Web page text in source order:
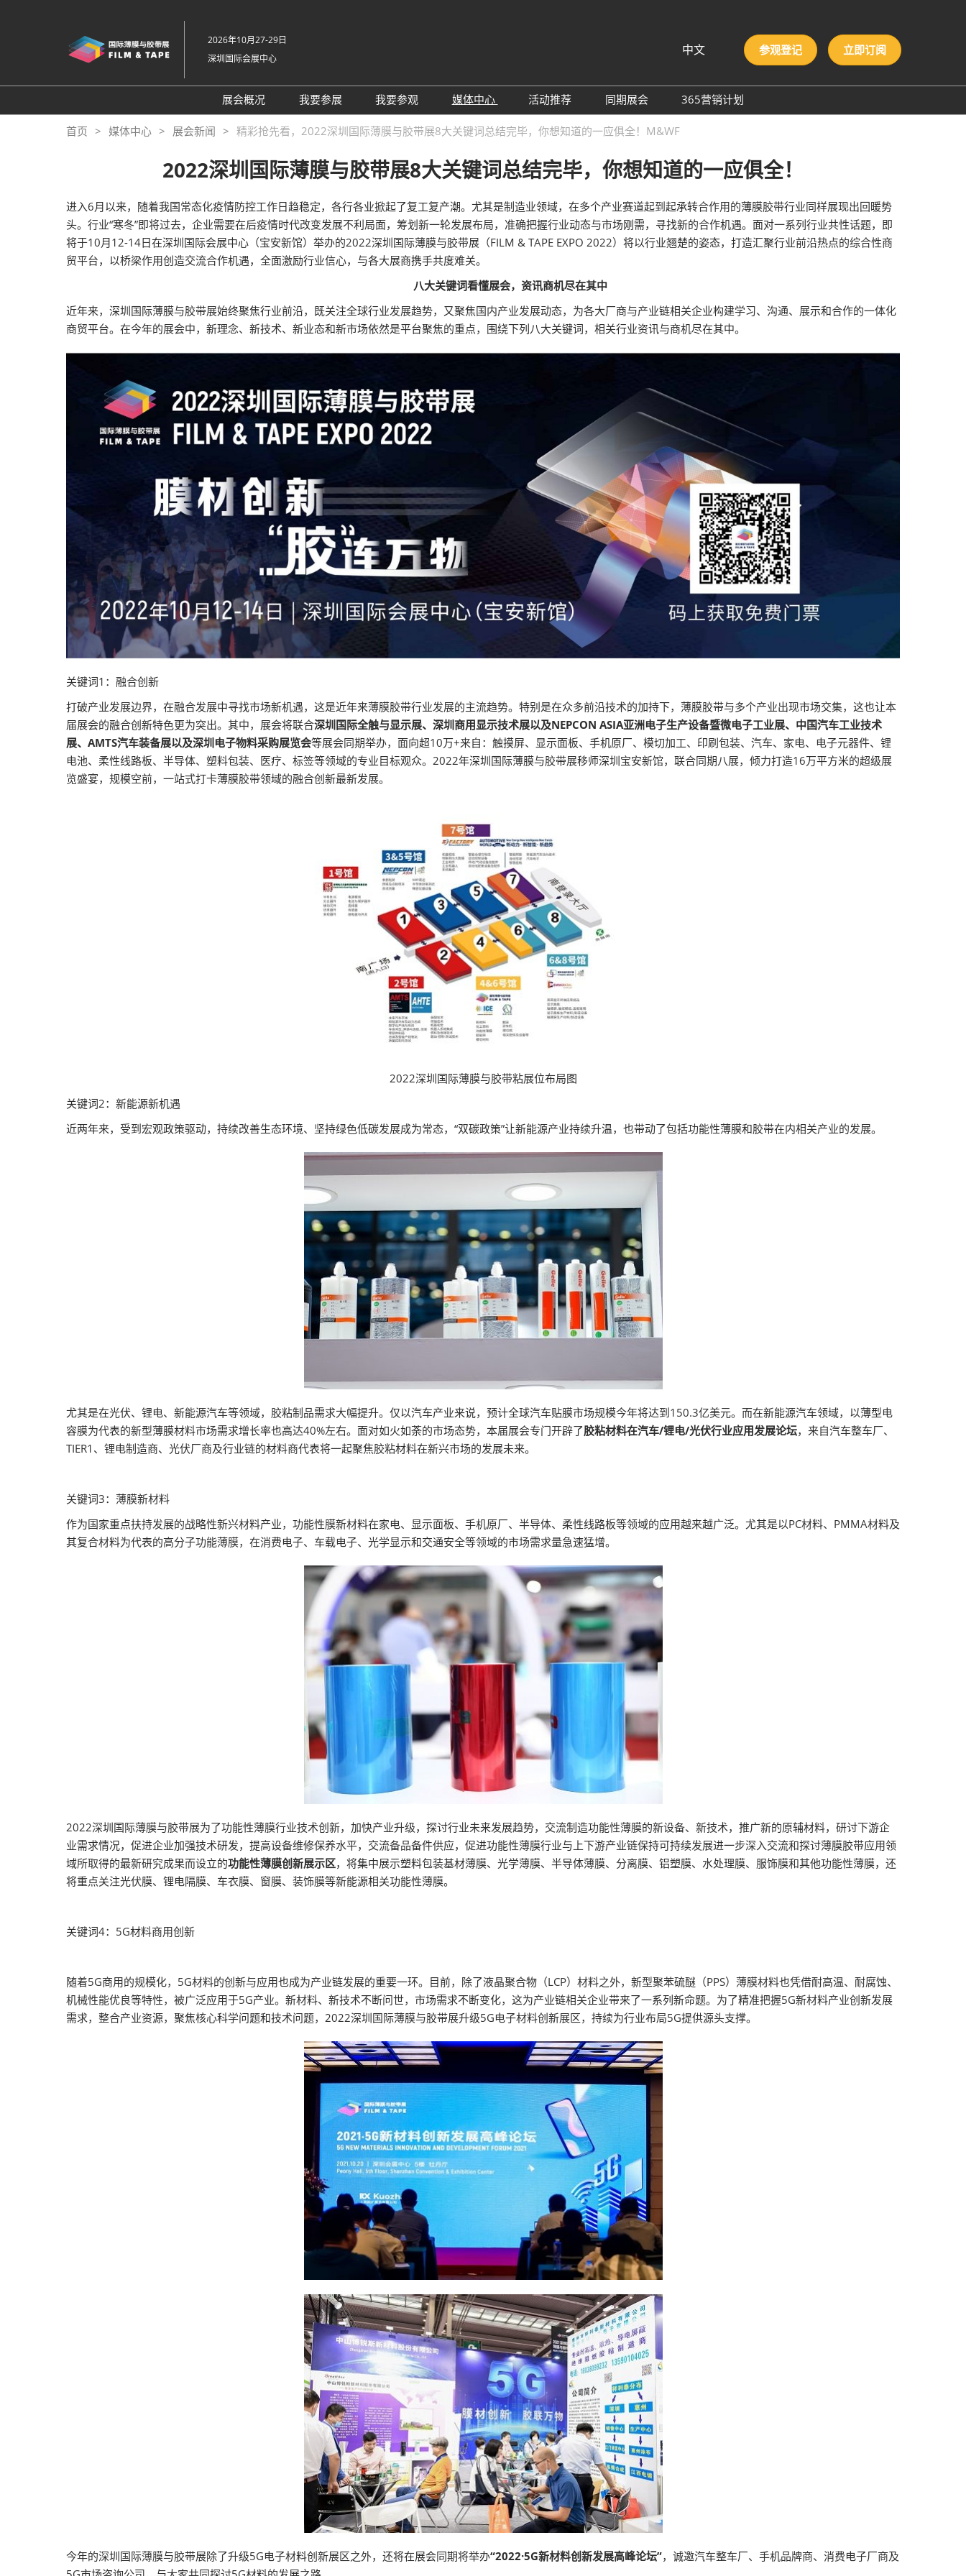
跳
转
容
2026年10月27-29日
深圳国际会展中心
中文
English
한국인
日本語
แบบไทย
参观登记 立即订阅
展会概况
展会概况
交通住宿
特色展区
关于主办方
包容性和多元化
展馆平面图
2026越南国际薄膜与胶带展
我要参展
展位预定
展商增值服务
励展通APP
重点观众
为何参展
我要参观
参观预登记
展商名录
推荐展商
展商说
组团参观
RX Connect 励展通
媒体中心
行业新闻
展商动态
合作媒体
订阅电邮
活动推荐
会议论坛
同期展会
深圳国际胶粘剂及化工原料
国际高性能材料展
国际新材料新工艺及色彩展
览会
365营销计划
首页 媒体中心 展会新闻 精彩抢先看，2022深圳国际薄膜与胶带展8大关键词总结完毕，你想知道的一应俱全！M&WF
2022深圳国际薄膜与胶带展8大关键词总结完毕，你想知道的一应俱全！
进入6月以来，随着我国常态化疫情防控工作日趋稳定，各行各业掀起了复工复产潮。尤其是制造业领域，在多个产业赛道起到起承转合作用的薄膜胶带行业同样展现出回暖势
头。行业“寒冬”即将过去，企业需要在后疫情时代改变发展不利局面，筹划新一轮发展布局，准确把握行业动态与市场刚需，寻找新的合作机遇。面对一系列行业共性话题，即
将于10月12-14日在深圳国际会展中心（宝安新馆）举办的2022深圳国际薄膜与胶带展（FILM & TAPE EXPO 2022）将以行业翘楚的姿态，打造汇聚行业前沿热点的综合性商
贸平台，以桥梁作用创造交流合作机遇，全面激励行业信心，与各大展商携手共度难关。
八大关键词看懂展会，资讯商机尽在其中
近年来，深圳国际薄膜与胶带展始终聚焦行业前沿，既关注全球行业发展趋势，又聚焦国内产业发展动态，为各大厂商与产业链相关企业构建学习、沟通、展示和合作的一体化
商贸平台。在今年的展会中，新理念、新技术、新业态和新市场依然是平台聚焦的重点，围绕下列八大关键词，相关行业资讯与商机尽在其中。
关键词1：融合创新
打破产业发展边界，在融合发展中寻找市场新机遇，这是近年来薄膜胶带行业发展的主流趋势。特别是在众多前沿技术的加持下，薄膜胶带与多个产业出现市场交集，这也让本
届展会的融合创新特色更为突出。其中，展会将联合深圳国际全触与显示展、深圳商用显示技术展以及NEPCON ASIA亚洲电子生产设备暨微电子工业展、中国汽车工业技术
展、AMTS汽车装备展以及深圳电子物料采购展览会等展会同期举办，面向超10万+来自：触摸屏、显示面板、手机原厂、模切加工、印刷包装、汽车、家电、电子元器件、锂
电池、柔性线路板、半导体、塑料包装、医疗、标签等领域的专业目标观众。2022年深圳国际薄膜与胶带展移师深圳宝安新馆，联合同期八展，倾力打造16万平方米的超级展
览盛宴，规模空前，一站式打卡薄膜胶带领域的融合创新最新发展。
2022深圳国际薄膜与胶带粘展位布局图
关键词2：新能源新机遇
近两年来，受到宏观政策驱动，持续改善生态环境、坚持绿色低碳发展成为常态，“双碳政策”让新能源产业持续升温，也带动了包括功能性薄膜和胶带在内相关产业的发展。
尤其是在光伏、锂电、新能源汽车等领域，胶粘制品需求大幅提升。仅以汽车产业来说，预计全球汽车贴膜市场规模今年将达到150.3亿美元。而在新能源汽车领域，以薄型电
容膜为代表的新型薄膜材料市场需求增长率也高达40%左右。面对如火如荼的市场态势，本届展会专门开辟了胶粘材料在汽车/锂电/光伏行业应用发展论坛，来自汽车整车厂、
TIER1、锂电制造商、光伏厂商及行业链的材料商代表将一起聚焦胶粘材料在新兴市场的发展未来。
关键词3：薄膜新材料
作为国家重点扶持发展的战略性新兴材料产业，功能性膜新材料在家电、显示面板、手机原厂、半导体、柔性线路板等领域的应用越来越广泛。尤其是以PC材料、PMMA材料及
其复合材料为代表的高分子功能薄膜，在消费电子、车载电子、光学显示和交通安全等领域的市场需求量急速猛增。
2022深圳国际薄膜与胶带展为了功能性薄膜行业技术创新，加快产业升级，探讨行业未来发展趋势，交流制造功能性薄膜的新设备、新技术，推广新的原辅材料，研讨下游企
业需求情况，促进企业加强技术研发，提高设备维修保养水平，交流备品备件供应，促进功能性薄膜行业与上下游产业链保持可持续发展进一步深入交流和探讨薄膜胶带应用领
域所取得的最新研究成果而设立的功能性薄膜创新展示区，将集中展示塑料包装基材薄膜、光学薄膜、半导体薄膜、分离膜、铝塑膜、水处理膜、服饰膜和其他功能性薄膜，还
将重点关注光伏膜、锂电隔膜、车衣膜、窗膜、装饰膜等新能源相关功能性薄膜。
关键词4：5G材料商用创新
随着5G商用的规模化，5G材料的创新与应用也成为产业链发展的重要一环。目前，除了液晶聚合物（LCP）材料之外，新型聚苯硫醚（PPS）薄膜材料也凭借耐高温、耐腐蚀、
机械性能优良等特性，被广泛应用于5G产业。新材料、新技术不断问世，市场需求不断变化，这为产业链相关企业带来了一系列新命题。为了精准把握5G新材料产业创新发展
需求，整合产业资源，聚焦核心科学问题和技术问题，2022深圳国际薄膜与胶带展升级5G电子材料创新展区，持续为行业布局5G提供源头支撑。
今年的深圳国际薄膜与胶带展除了升级5G电子材料创新展区之外，还将在展会同期将举办“2022·5G新材料创新发展高峰论坛”，诚邀汽车整车厂、手机品牌商、消费电子厂商及